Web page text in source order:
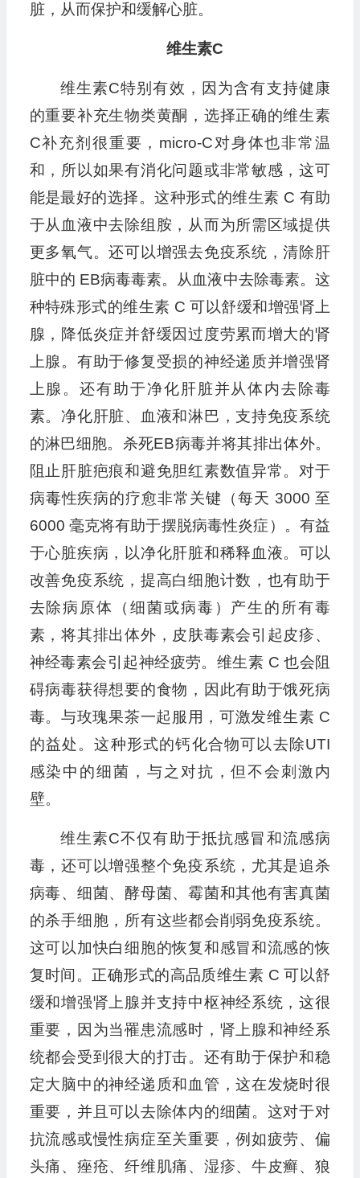
脏，从而保护和缓解心脏。
维生素C
维生素C特别有效，因为含有支持健康
的重要补充生物类黄酮，选择正确的维生素
C补充剂很重要，micro-C对身体也非常温
和，所以如果有消化问题或非常敏感，这可
能是最好的选择。这种形式的维生素 C 有助
于从血液中去除组胺，从而为所需区域提供
更多氧气。还可以增强去免疫系统，清除肝
脏中的 EB病毒毒素。从血液中去除毒素。这
种特殊形式的维生素 C 可以舒缓和增强肾上
腺，降低炎症并舒缓因过度劳累而增大的肾
上腺。有助于修复受损的神经递质并增强肾
上腺。还有助于净化肝脏并从体内去除毒
素。净化肝脏、血液和淋巴，支持免疫系统
的淋巴细胞。杀死EB病毒并将其排出体外。
阻止肝脏疤痕和避免胆红素数值异常。对于
病毒性疾病的疗愈非常关键（每天 3000 至
6000 毫克将有助于摆脱病毒性炎症）。有益
于心脏疾病，以净化肝脏和稀释血液。可以
改善免疫系统，提高白细胞计数，也有助于
去除病原体（细菌或病毒）产生的所有毒
素，将其排出体外，皮肤毒素会引起皮疹、
神经毒素会引起神经疲劳。维生素 C 也会阻
碍病毒获得想要的食物，因此有助于饿死病
毒。与玫瑰果茶一起服用，可激发维生素 C
的益处。这种形式的钙化合物可以去除UTI
感染中的细菌，与之对抗，但不会刺激内
壁。
维生素C不仅有助于抵抗感冒和流感病
毒，还可以增强整个免疫系统，尤其是追杀
病毒、细菌、酵母菌、霉菌和其他有害真菌
的杀手细胞，所有这些都会削弱免疫系统。
这可以加快白细胞的恢复和感冒和流感的恢
复时间。正确形式的高品质维生素 C 可以舒
缓和增强肾上腺并支持中枢神经系统，这很
重要，因为当罹患流感时，肾上腺和神经系
统都会受到很大的打击。还有助于保护和稳
定大脑中的神经递质和血管，这在发烧时很
重要，并且可以去除体内的细菌。这对于对
抗流感或慢性病症至关重要，例如疲劳、偏
头痛、痤疮、纤维肌痛、湿疹、牛皮癣、狼